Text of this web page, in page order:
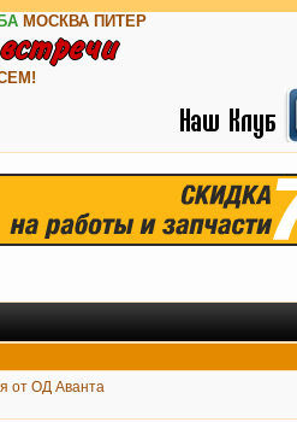
МОСКВА ПИТЕР
от ОД Аванта